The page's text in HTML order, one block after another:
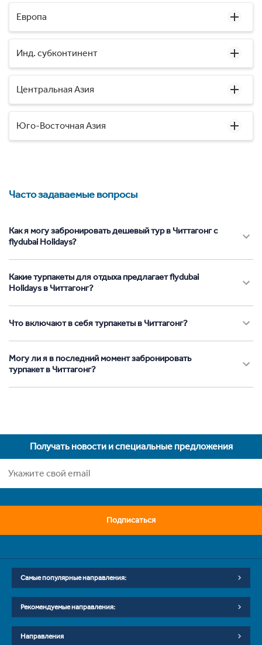
Европа
Инд. субконтинент
Центральная Азия
Юго-Восточная Азия
Часто задаваемые вопросы
Как я могу забронировать дешевый тур в Читтагонг с
flydubai Holidays?
Какие турпакеты для отдыха предлагает flydubai
Holidays в Читтагонг?
Что включают в себя турпакеты в Читтагонг?
Могу ли я в последний момент забронировать
турпакет в Читтагонг?
Получать новости и специальные предложения
Подписаться
Самые популярные направления:
Рекомендуемые направления:
Направления